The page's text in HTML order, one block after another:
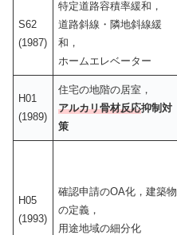
S62
(1987)
特定道路容積率緩和，
道路斜線・隣地斜線緩
和，
ホームエレベーター
H01
(1989)
住宅の地階の居室，
アルカリ骨材反応抑制対
策
H05
(1993)
確認申請のOA化，建築物
の定義，
用途地域の細分化